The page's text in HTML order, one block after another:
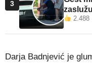
3
Darja Badnjević je